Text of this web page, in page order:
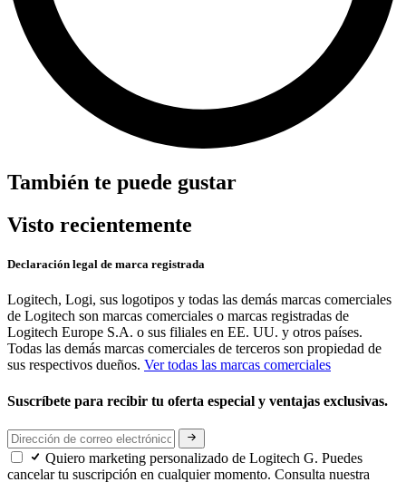
También te puede gustar
Visto recientemente
Declaración legal de marca registrada
Logitech, Logi, sus logotipos y todas las demás marcas comerciales
de Logitech son marcas comerciales o marcas registradas de
Logitech Europe S.A. o sus filiales en EE. UU. y otros países.
Todas las demás marcas comerciales de terceros son propiedad de
sus respectivos dueños. Ver todas las marcas comerciales
Suscríbete para recibir tu oferta especial y ventajas exclusivas.
Quiero marketing personalizado de Logitech G. Puedes
cancelar tu suscripción en cualquier momento. Consulta nuestra